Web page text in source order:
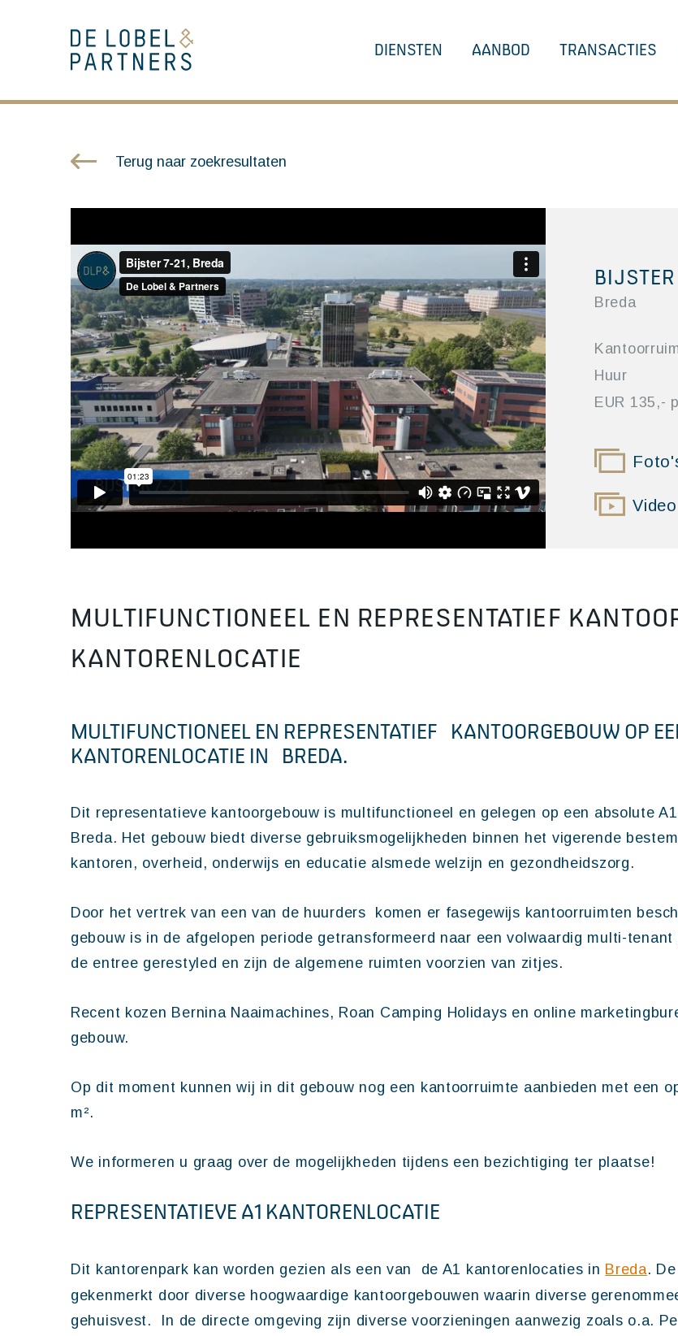
DIENSTEN AANBOD TRANSACTIES
Terug naar zoekresultaten
Breda
Huur
EUR 135,-
Video
MULTIFUNCTIONEEL EN REPRESENTATIEF
KANTORENLOCATIE
MULTIFUNCTIONEEL EN REPRESENTATIEF KANTOORGEBOUW OP
KANTORENLOCATIE IN BREDA.
Dit representatieve kantoorgebouw is multifunctioneel en gelegen op een absolute
Breda. Het gebouw biedt diverse gebruiksmogelijkheden binnen het vigerende
kantoren, overheid, onderwijs en educatie alsmede welzijn en gezondheidszorg.
Door het vertrek van een van de huurders komen er fasegewijs kantoorruimten
gebouw is in de afgelopen periode getransformeerd naar een volwaardig multi-tenant
de entree gerestyled en zijn de algemene ruimten voorzien van zitjes.
Recent kozen Bernina Naaimachines, Roan Camping Holidays en online
gebouw.
Op dit moment kunnen wij in dit gebouw nog een kantoorruimte aanbieden met een
m².
We informeren u graag over de mogelijkheden tijdens een bezichtiging ter plaatse!
REPRESENTATIEVE A1 KANTORENLOCATIE
Dit kantorenpark kan worden gezien als een van de A1 kantorenlocaties in Breda.
gekenmerkt door diverse hoogwaardige kantoorgebouwen waarin diverse
gehuisvest. In de directe omgeving zijn diverse voorzieningen aanwezig zoals o.a.